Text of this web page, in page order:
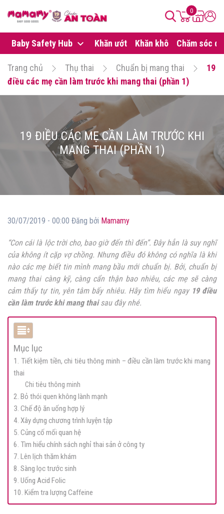
0
Baby Safety Hub Khăn ướt Khăn khô Chăm sóc da
Trang chủ Thụ thai Chuẩn bị mang thai
19
điều các mẹ cần làm trước khi mang thai (phần 1)
19 ĐIỀU CÁC MẸ CẦN LÀM TRƯỚC KHI
MANG THAI (PHẦN 1)
30/07/2019 - 00:00 Đăng bởi Mamamy
“Con cái là lộc trời cho, bao giờ đến thì đến”. Đây hẳn là suy nghĩ
của không ít cặp vợ chồng. Nhưng điều đó không có nghĩa là khi
nào các mẹ biết tin mình mang bầu mới chuẩn bị. Bởi, chuẩn bị
mang thai càng kỹ, càng cẩn thận bao nhiêu, các mẹ sẽ càng
cảm thấy tự tin, yên tâm bấy nhiêu. Hãy tìm hiểu ngay 19 điều
cần làm trước khi mang thaisau đây nhé.
Mục lục
1. Tiết kiệm tiền, chi tiêu thông minh – điều cần làm trước khi mang
thai
Chi tiêu thông minh
2. Bỏ thói quen không lành mạnh
3. Chế độ ăn uống hợp lý
4. Xây dựng chương trình luyện tập
5. Củng cố mối quan hệ
6. Tìm hiểu chính sách nghỉ thai sản ở công ty
7. Lên lịch thăm khám
8. Sàng lọc trước sinh
9. Uống Acid Folic
10. Kiểm tra lượng Caffeine